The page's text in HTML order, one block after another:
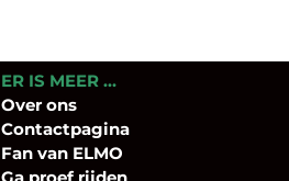
ER IS MEER …
Over ons
Contactpagina
Fanvan ELMO